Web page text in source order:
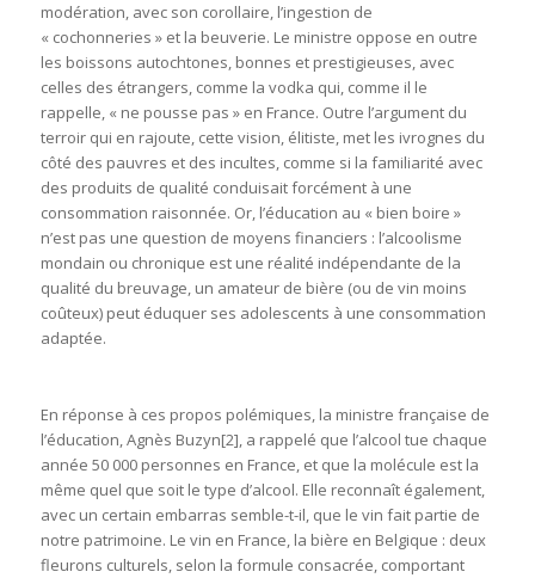
modération, avec son corollaire, l’ingestion de
« cochonneries » et la beuverie. Le ministre oppose en outre
les boissons autochtones, bonnes et prestigieuses, avec
celles des étrangers, comme la vodka qui, comme il le
rappelle, « ne pousse pas » en France. Outre l’argument du
terroir qui en rajoute, cette vision, élitiste, met les ivrognes du
côté des pauvres et des incultes, comme si la familiarité avec
des produits de qualité conduisait forcément à une
consommation raisonnée. Or, l’éducation au « bien boire »
n’est pas une question de moyens financiers : l’alcoolisme
mondain ou chronique est une réalité indépendante de la
qualité du breuvage, un amateur de bière (ou de vin moins
coûteux) peut éduquer ses adolescents à une consommation
adaptée.
En réponse à ces propos polémiques, la ministre française de
l’éducation, Agnès Buzyn[2], a rappelé que l’alcool tue chaque
année 50 000 personnes en France, et que la molécule est la
même quel que soit le type d’alcool. Elle reconnaît également,
avec un certain embarras semble-t-il, que le vin fait partie de
notre patrimoine. Le vin en France, la bière en Belgique : deux
fleurons culturels, selon la formule consacrée, comportant